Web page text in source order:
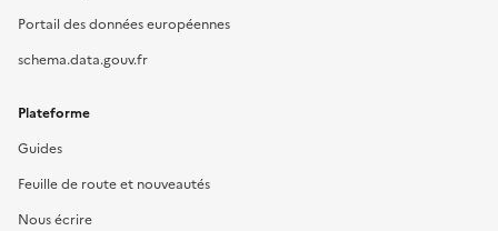
Portail des données européennes
schema.data.gouv.fr
Plateforme
Guides
Feuille de route et nouveautés
Nous écrire